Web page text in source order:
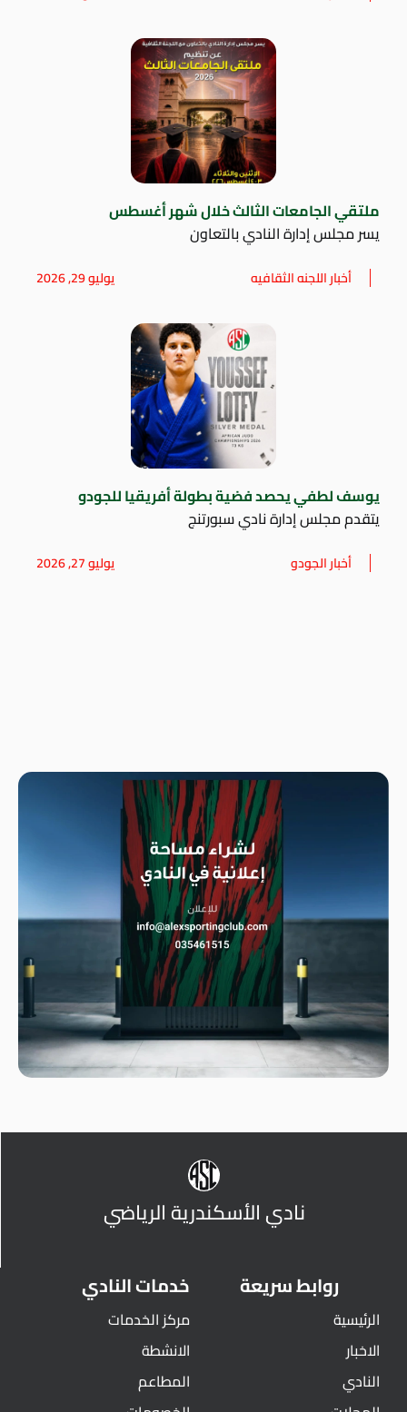
ملتقي الجامعات الثالث خلال شهر أغسطس
يسر مجلس إدارة النادي بالتعاون
أخبار اللجنه الثقافيه يوليو 29, 2026
يوسف لطفي يحصد فضية بطولة أفريقيا للجودو
يتقدم مجلس إدارة نادي سبورتنج
أخبار الجودو يوليو 27, 2026
نادي الأسكندرية الرياضي
روابط سريعة
الرئيسية
الاخبار
النادي
خدمات النادي
مركز الخدمات
الانشطة
المطاعم